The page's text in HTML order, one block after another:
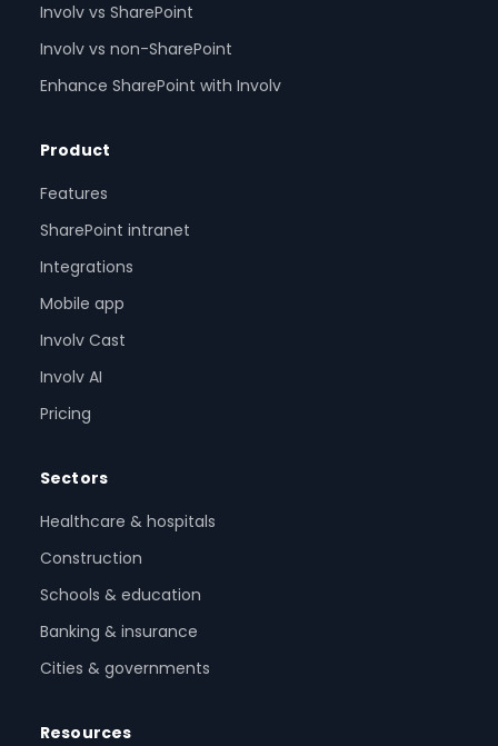
Involv vs SharePoint
Involv vs non-SharePoint
Enhance SharePoint with Involv
Product
Features
SharePoint intranet
Integrations
Mobile app
Involv Cast
Involv AI
Pricing
Sectors
Healthcare & hospitals
Construction
Schools & education
Banking & insurance
Cities & governments
Resources